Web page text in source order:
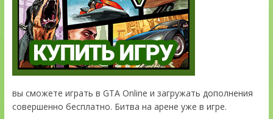
вы сможете играть в GTA Online и загружать дополнения
совершенно бесплатно. Битва на арене уже в игре.